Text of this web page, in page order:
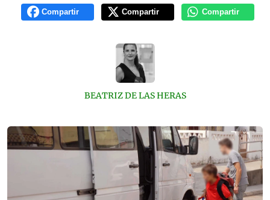
Compartir Compartir Compartir
BEATRIZ DE LAS HERAS